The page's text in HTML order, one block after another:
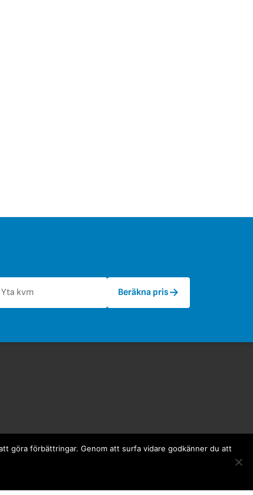
Beräkna pris→
göra förbättringar. Genom att surfa vidare godkänner du att